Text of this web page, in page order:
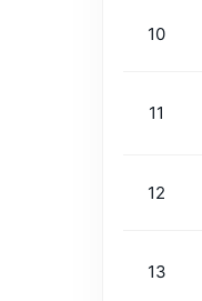
10
11
12
13